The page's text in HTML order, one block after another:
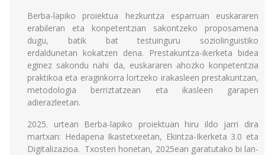
Berba-lapiko proiektua hezkuntza esparruan euskararen
erabileran eta konpetentzian sakontzeko proposamena
dugu, batik bat testuinguru soziolinguistiko
erdaldunetan kokatzen dena. Prestakuntza-ikerketa bidea
eginez sakondu nahi da, euskararen ahozko konpetentzia
praktikoa eta eraginkorra lortzeko irakasleen prestakuntzan,
metodologia berriztatzean eta ikasleen garapen
adierazleetan.
2025. urtean Berba-lapiko proiektuan hiru ildo jarri dira
martxan: Hedapena Ikastetxeetan, Ekintza-Ikerketa 3.0 eta
Digitalizazioa. Txosten honetan, 2025ean garatutako bi lan-